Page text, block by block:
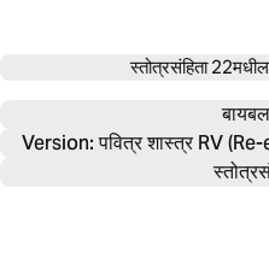
स्तोत्रसंहिता 22
Version: पवित्र शास्त्र RV